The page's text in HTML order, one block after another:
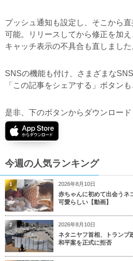
プッシュ通知も設定し、そこから
可能。リリースしてから修正を加
キャッチ表示の不具合も直しました
SNSの機能も付け、さまざまな
「この記事をシェアする」ボタンも
是非、下のボタンからダウンロード
今週の人気ランキング
2026年8月10日
赤ちゃんに初めて出会うネ
可愛らしい【動画】
1
2026年8月10日
ネタニヤフ首相、トランプ
和平案を正式に拒否
2